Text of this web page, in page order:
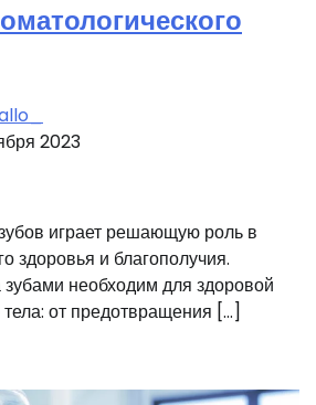
2023
играет решающую роль в
здоровья и благополучия.
необходим для здоровой
от предотвращения […]